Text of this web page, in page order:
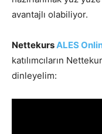
avantajlı olabiliyor.
NettekursALES
katılımcıların
dinleyelim: